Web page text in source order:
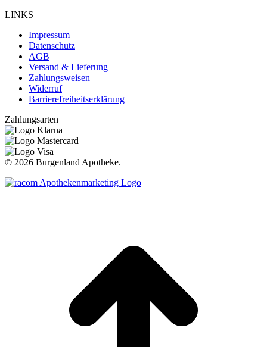
LINKS
Impressum
Datenschutz
AGB
Versand & Lieferung
Zahlungsweisen
Widerruf
Barrierefreiheitserklärung
Zahlungsarten
© 2026 Burgenland Apotheke.